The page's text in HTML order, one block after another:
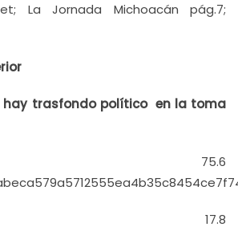
La Jornada Michoacán pág.7;
hay trasfondo político en la toma
75.6
17.8